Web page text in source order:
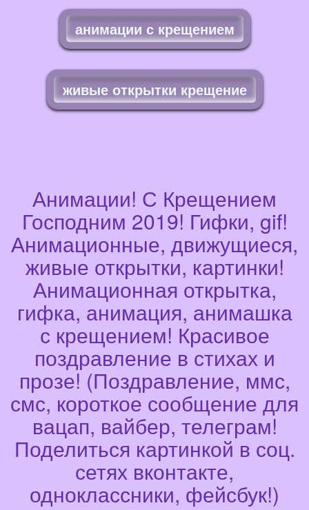
анимации с крещением
живые открытки крещение
Анимации! С Крещением
Господним 2019! Гифки, gif!
Анимационные, движущиеся,
живые открытки, картинки!
Анимационная открытка,
гифка, анимация, анимашка
с крещением! Красивое
поздравление в стихах и
прозе! (Поздравление, ммс,
смс, короткое сообщение для
вацап, вайбер, телеграм!
Поделиться картинкой в соц.
сетях вконтакте,
одноклассники, фейсбук!)